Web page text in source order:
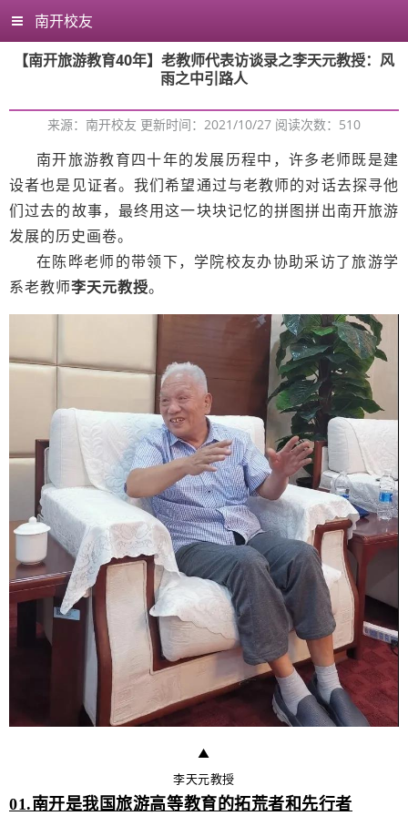
南开校友
【南开旅游教育40年】老教师代表访谈录之李天元教授：风
雨之中引路人
来源：南开校友 更新时间：2021/10/27 阅读次数： 510
南开旅游教育四十年的发展历程中，许多老师既是建
设者也是见证者。我们希望通过与老教师的对话去探寻他
们过去的故事，最终用这一块块记忆的拼图拼出南开旅游
发展的历史画卷。
在陈晔老师的带领下，学院校友办协助采访了旅游学
系老教师李天元教授。
▲
李天元教授
01.南开是我国旅游高等教育的拓荒者和先行者